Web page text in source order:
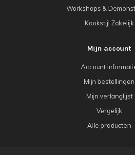
Workshops &
Kookstijl Zakelijk
Mijn account
Account
Mijn bestellingen
Mijn verlanglijst
Vergelijk
Alle producten